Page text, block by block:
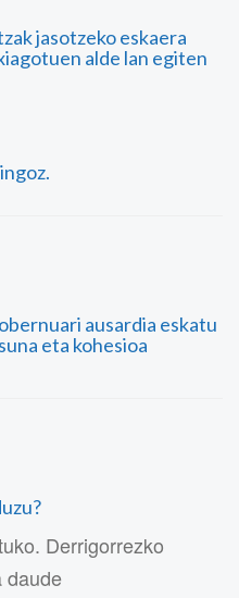
jasotzeko eskaera
alde lan egiten
ausardia eskatu
eta kohesioa
Derrigorrezko
daude